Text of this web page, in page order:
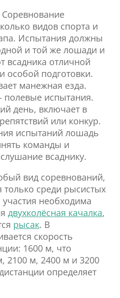
Соревнование
видов спорта и
Испытания должны
и той же лошади и
всадника отличной
подготовки.
манежная езда.
испытания.
день, включает в
или конкур.
испытаний лошадь
команды и
всаднику.
вид соревнований,
только среди рысистых
необходима
двухколёсная качалка,
рысак. В
скорость
1600 м, что
2100 м, 2400 м и 3200
определяет